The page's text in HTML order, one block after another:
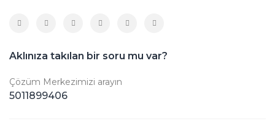
Aklınıza takılan bir soru mu var?
Çözüm Merkezimizi arayın
5011899406